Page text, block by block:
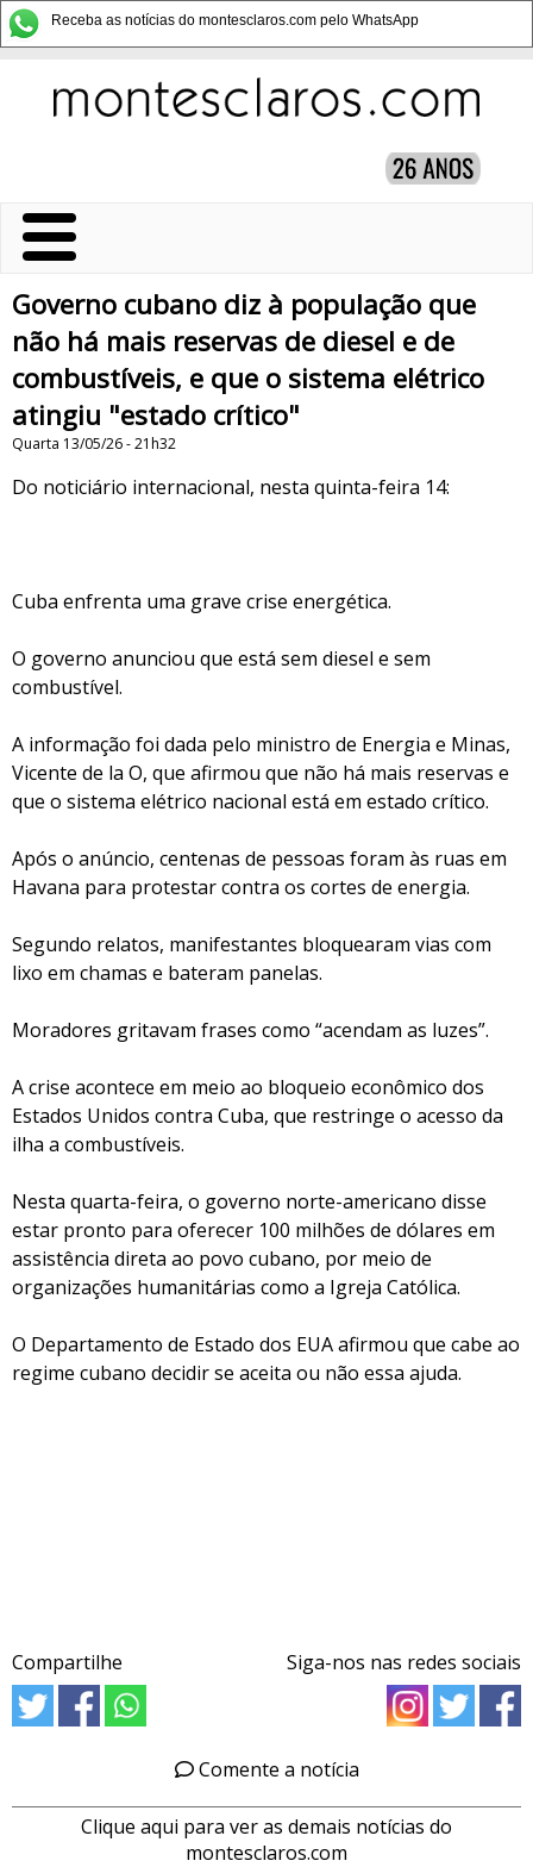
Receba as notícias do montesclaros.com pelo WhatsApp
Governo cubano diz à população que
não há mais reservas de diesel e de
combustíveis, e que o sistema elétrico
atingiu "estado crítico"
Quarta 13/05/26 - 21h32
Do noticiário internacional, nesta quinta-feira 14:
Cuba enfrenta uma grave crise energética.
O governo anunciou que está sem diesel e sem
combustível.
A informação foi dada pelo ministro de Energia e Minas,
Vicente de la O, que afirmou que não há mais reservas e
que o sistema elétrico nacional está em estado crítico.
Após o anúncio, centenas de pessoas foram às ruas em
Havana para protestar contra os cortes de energia.
Segundo relatos, manifestantes bloquearam vias com
lixo em chamas e bateram panelas.
Moradores gritavam frases como “acendam as luzes”.
A crise acontece em meio ao bloqueio econômico dos
Estados Unidos contra Cuba, que restringe o acesso da
ilha a combustíveis.
Nesta quarta-feira, o governo norte-americano disse
estar pronto para oferecer 100 milhões de dólares em
assistência direta ao povo cubano, por meio de
organizações humanitárias como a Igreja Católica.
O Departamento de Estado dos EUA afirmou que cabe ao
regime cubano decidir se aceita ou não essa ajuda.
Compartilhe Siga-nos nas redes sociais
Comente a notícia
Clique aqui para ver as demais notícias do
montesclaros.com